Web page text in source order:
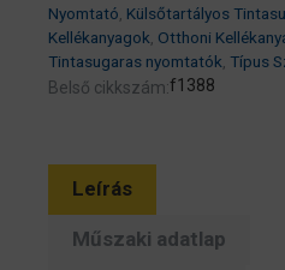
,
fekete)
(C13T77414A)
Nyomtató Külsőtartályos
Kellékanyagok Otthoni
Tintasugaras nyomtatók Típus
Belső cikkszám:f1388
Leírás
Műszaki adatlap